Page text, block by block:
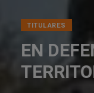
TITULARES